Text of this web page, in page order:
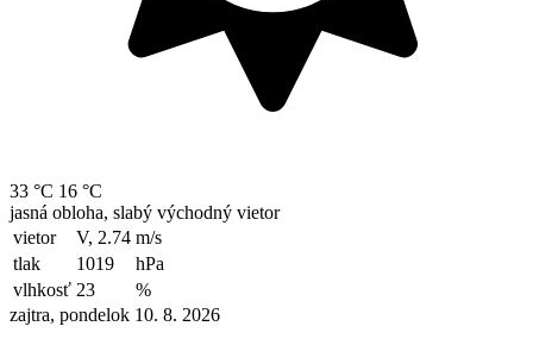
33 °C 16 °C
jasná obloha, slabý východný vietor
vietor
V, 2.74 m/s
tlak
1019
hPa
vlhkosť 23
%
zajtra, pondelok 10. 8. 2026